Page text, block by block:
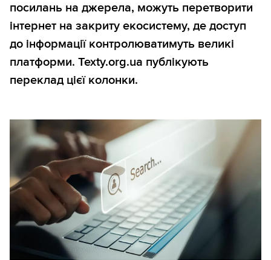
посилань на джерела, можуть перетворити
інтернет на закриту екосистему, де доступ
до інформації контролюватимуть великі
платформи. Texty.org.ua публікують
переклад цієї колонки.